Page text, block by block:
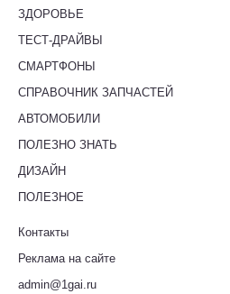
ЗДОРОВЬЕ
ТЕСТ-ДРАЙВЫ
СМАРТФОНЫ
СПРАВОЧНИК ЗАПЧАСТЕЙ
АВТОМОБИЛИ
ПОЛЕЗНО ЗНАТЬ
ДИЗАЙН
ПОЛЕЗНОЕ
Контакты
Реклама на сайте
admin@1gai.ru